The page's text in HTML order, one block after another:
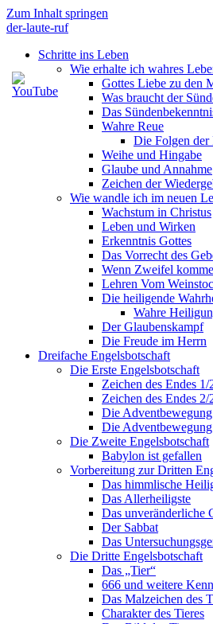
Zum Inhalt springen
der-laute-ruf
Schritte ins Leben
Wie erhalte ich wahres
Gottes Liebe zu den
Was braucht der
Das
Wahre Reue
Die Folgen der
Weihe und Hingabe
Glaube und Annahme
Zeichen der
Wie wandle ich im neuen
Wachstum in Christus
Leben und Wirken
Erkenntnis Gottes
Das Vorrecht des
Wenn Zweifel
Lehren Vom
Die heiligende
Wahre
Der Glaubenskampf
Die Freude im Herrn
Dreifache Engelsbotschaft
Die Erste Engelsbotschaft
Zeichen des Endes 1/
Zeichen des Endes 2/
Die
Die
Die Zweite Engelsbotschaft
Babylon ist gefallen
Vorbereitung zur Dritten
Das himmlische
Das Allerheiligste
Das unveränderliche
Der Sabbat
Das
Die Dritte Engelsbotschaft
Das „Tier“
666 und weitere
Das Malzeichen des
Charakter des Tieres